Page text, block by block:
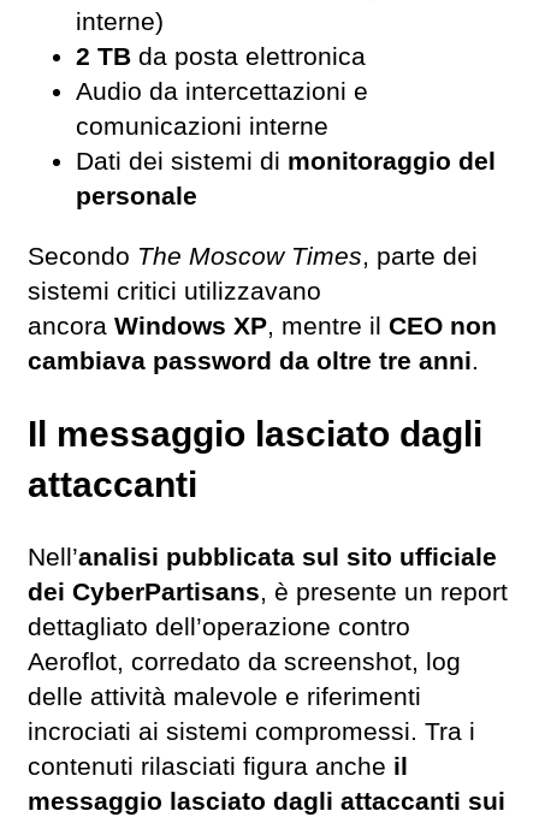
interne)
2 TB da posta elettronica
Audio da intercettazioni e
comunicazioni interne
Dati dei sistemi di monitoraggio del
personale
Secondo The Moscow Times, parte dei
sistemi critici utilizzavano
ancora Windows XP, mentre il CEO non
cambiava password da oltre tre anni.
Il messaggio lasciato dagli
attaccanti
Nell’analisi pubblicata sul sito ufficiale
dei CyberPartisans, è presente un report
dettagliato dell’operazione contro
Aeroflot, corredato da screenshot, log
delle attività malevole e riferimenti
incrociati ai sistemi compromessi. Tra i
contenuti rilasciati figura anche il
messaggio lasciato dagli attaccanti sui